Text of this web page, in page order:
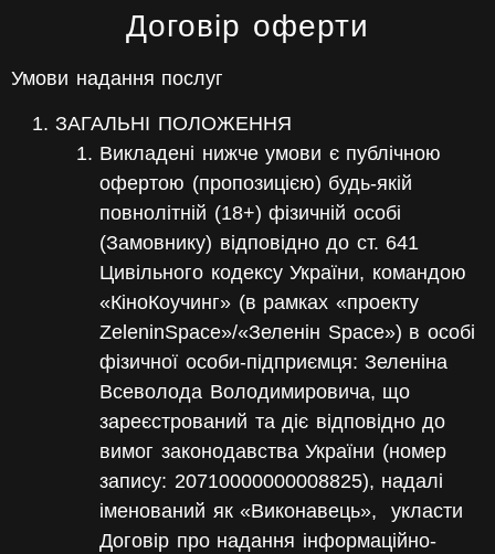
Договір оферти
Умови надання послуг
ЗАГАЛЬНІ ПОЛОЖЕННЯ
Викладені нижче умови є публічною
офертою (пропозицією) будь-якій
повнолітній (18+) фізичній особі
(Замовнику) відповідно до ст. 641
Цивільного кодексу України, командою
«КіноКоучинг» (в рамках «проекту
ZeleninSpace»/«Зеленін Space») в особі
фізичної особи-підприємця: Зеленіна
Всеволода Володимировича, що
зареєстрований та діє відповідно до
вимог законодавства України (номер
запису: 20710000000008825), надалі
іменований як «Виконавець», укласти
Договір про надання інформаційно-